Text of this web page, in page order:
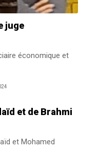
juge
économique et
et de Brahmi
et Mohamed